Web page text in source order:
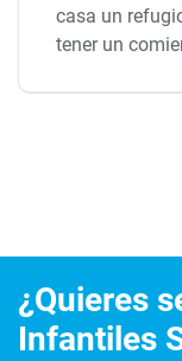
casa un
tener un
¿Quieres
Infantiles